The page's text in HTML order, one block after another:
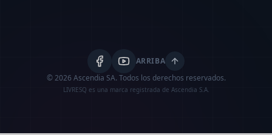
ARRIBA
© 2026 Ascendia SA. Todos los derechos reservados.
LIVRESQ es una marca registrada de Ascendia S.A.